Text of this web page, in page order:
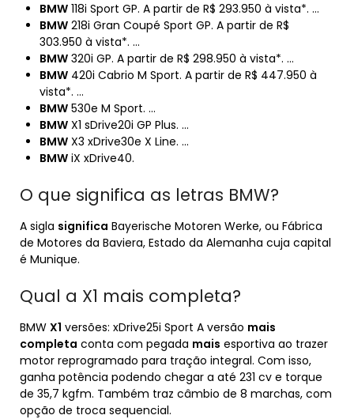
BMW 118i Sport GP. A partir de R$ 293.950 à vista*. …
BMW 218i Gran Coupé Sport GP. A partir de R$
303.950 à vista*. …
BMW 320i GP. A partir de R$ 298.950 à vista*. …
BMW 420i Cabrio M Sport. A partir de R$ 447.950 à
vista*. …
BMW 530e M Sport. …
BMW X1 sDrive20i GP Plus. …
BMW X3 xDrive30e X Line. …
BMW iX xDrive40.
O que significa as letras BMW?
A sigla significa Bayerische Motoren Werke, ou Fábrica
de Motores da Baviera, Estado da Alemanha cuja capital
é Munique.
Qual a X1 mais completa?
BMW X1 versões: xDrive25i Sport A versão mais
completa conta com pegada mais esportiva ao trazer
motor reprogramado para tração integral. Com isso,
ganha potência podendo chegar a até 231 cv e torque
de 35,7 kgfm. Também traz câmbio de 8 marchas, com
opção de troca sequencial.